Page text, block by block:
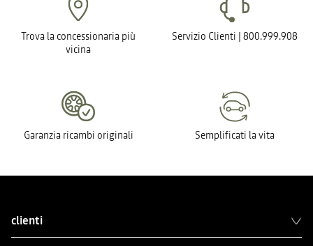
Trova la concessionaria più
vicina
Servizio Clienti | 800.999.908
Garanzia ricambi originali Semplificati la vita
clienti